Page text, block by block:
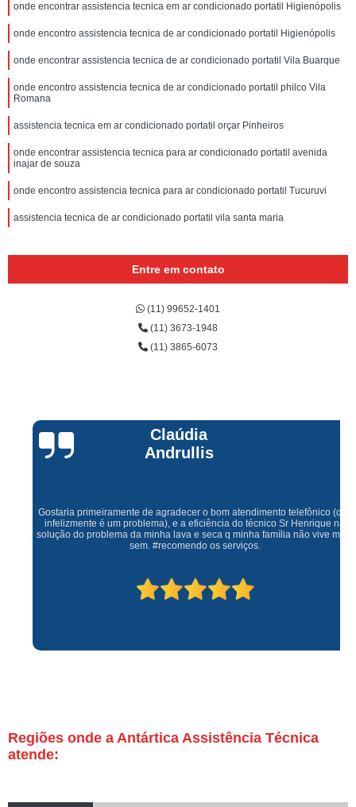
onde encontrar assistencia tecnica em ar condicionado portatil Higienópolis
onde encontro assistencia tecnica de ar condicionado portatil Higienópolis
onde encontrar assistencia tecnica de ar condicionado portatil Vila Buarque
onde encontro assistencia tecnica de ar condicionado portatil philco Vila
Romana
assistencia tecnica em ar condicionado portatil orçar Pinheiros
onde encontrar assistencia tecnica para ar condicionado portatil avenida
inajar de souza
onde encontro assistencia tecnica para ar condicionado portatil Tucuruvi
assistencia tecnica de ar condicionado portatil vila santa maria
Entre em contato
(11) 99652-1401
(11) 3673-1948
(11) 3865-6073
Claúdia
Andrullis
Gostaria primeiramente de agradecer o bom atendimento telefônico (q hj
infelizmente é um problema), e a eficiência do técnico Sr Henrique na
solução do problema da minha lava e seca q minha família não vive mais
sem. #recomendo os serviços.
Regiões onde a Antártica Assistência Técnica
atende: